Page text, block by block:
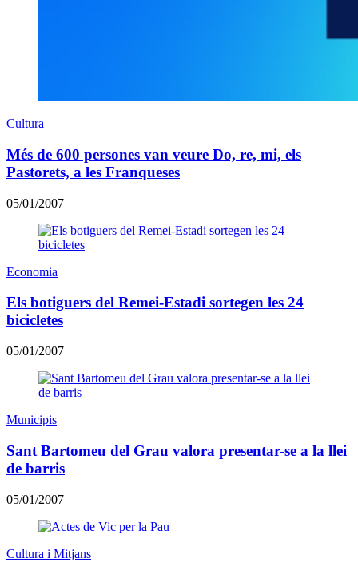
Cultura
Més de 600 persones van veure Do, re, mi, els
Pastorets, a les Franqueses
05/01/2007
Economia
Els botiguers del Remei-Estadi sortegen les 24
bicicletes
05/01/2007
Municipis
Sant Bartomeu del Grau valora presentar-se a la llei
de barris
05/01/2007
Cultura i Mitjans